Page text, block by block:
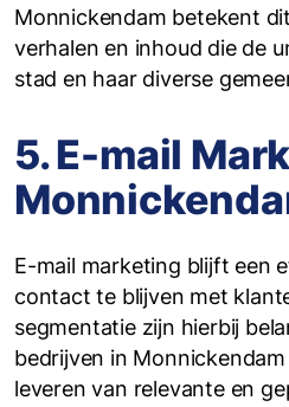
Monnickendam betekent
verhalen en inhoud die de
stad en haar diverse
5. E-mail
E-mail marketing blijft een
contact te blijven met
segmentatie zijn hierbij
bedrijven in
leveren van relevante en